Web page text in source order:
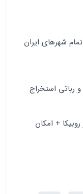
شهرهای ایران
و رباتی استخراج
روبیکا + امکان